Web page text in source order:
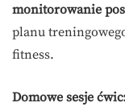
monitorowanie
planu
fitness.
Domowe sesje